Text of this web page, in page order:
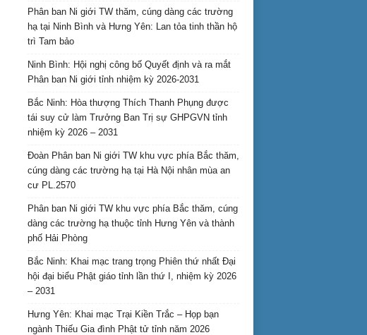
Phân ban Ni giới TW thăm, cúng dàng các trường
hạ tại Ninh Bình và Hưng Yên: Lan tỏa tinh thần hộ
trì Tam bảo
Ninh Bình: Hội nghị công bố Quyết định và ra mắt
Phân ban Ni giới tỉnh nhiệm kỳ 2026-2031
Bắc Ninh: Hòa thượng Thích Thanh Phụng được
tái suy cử làm Trưởng Ban Trị sự GHPGVN tỉnh
nhiệm kỳ 2026 – 2031
Đoàn Phân ban Ni giới TW khu vực phía Bắc thăm,
cúng dàng các trường hạ tại Hà Nội nhân mùa an
cư PL.2570
Phân ban Ni giới TW khu vực phía Bắc thăm, cúng
dàng các trường hạ thuộc tỉnh Hưng Yên và thành
phố Hải Phòng
Bắc Ninh: Khai mạc trang trọng Phiên thứ nhất Đại
hội đại biểu Phật giáo tỉnh lần thứ I, nhiệm kỳ 2026
– 2031
Hưng Yên: Khai mạc Trại Kiền Trắc – Họp bạn
ngành Thiếu Gia đình Phật tử tỉnh năm 2026